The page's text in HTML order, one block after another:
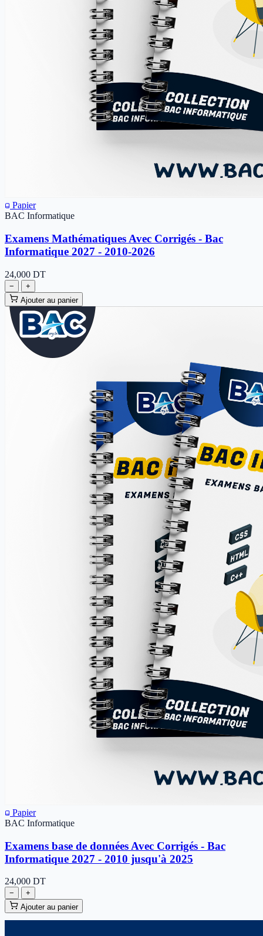
Papier
BAC Informatique
Examens Mathématiques Avec Corrigés - Bac
Informatique 2027 - 2010-2026
24,000 DT
−
+
Ajouter au panier
Papier
BAC Informatique
Examens base de données Avec Corrigés - Bac
Informatique 2027 - 2010 jusqu'à 2025
24,000 DT
−
+
Ajouter au panier